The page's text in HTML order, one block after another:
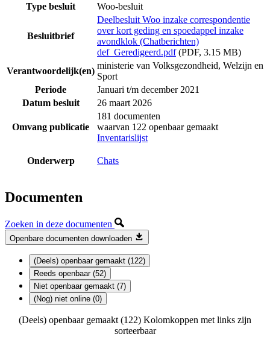
Type besluit
Woo-besluit
Besluitbrief
Deelbesluit Woo inzake correspondentie
over kort geding en spoedappel inzake
avondklok (Chatberichten)
def_Geredigeerd.pdf(PDF, 3.15 MB)
Verantwoordelijk(en)
ministerie van Volksgezondheid, Welzijn en
Sport
Periode
Januari t/m december 2021
Datum besluit
26 maart 2026
Omvang publicatie
181 documenten
waarvan 122 openbaar gemaakt
Inventarislijst
Onderwerp Chats
Documenten
Zoeken in deze documenten
Openbare documenten downloaden
(Deels) openbaar gemaakt (122)
Reeds openbaar (52)
Niet openbaar gemaakt (7)
(Nog) niet online (0)
(Deels) openbaar gemaakt (122) Kolomkoppen met links zijn
sorteerbaar